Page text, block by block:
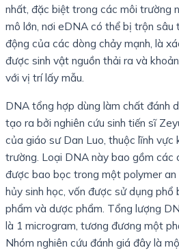
nhất, đặc biệt trong các môi trường
mô lớn, nơi eDNA có thể bị trộn
động của các dòng chảy mạnh, là
được sinh vật nguồn thải ra và
với vị trí lấy mẫu.
DNA tổng hợp dùng làm chất đánh
tạo ra bởi nghiên cứu sinh tiến sĩ
của giáo sư Dan Luo, thuộc lĩnh vực
trường. Loại DNA này bao gồm các
được bao bọc trong một polymer an
hủy sinh học, vốn được sử dụng phổ
phẩm và dược phẩm. Tổng lượng
là 1 microgram, tương đương một
Nhóm nghiên cứu đánh giá đây là